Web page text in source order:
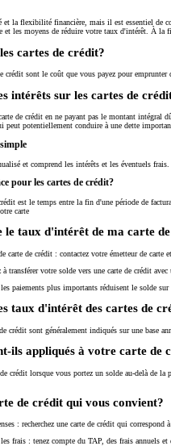
la flexibilité financière, mais il est essentiel de
et les moyens de réduire votre taux d'intérêt. À la
cartes de crédit?
crédit sont le coût que vous payez pour
intérêts sur les cartes de
de crédit en ne payant pas le montant intégral
peut potentiellement conduire à une dette
et comprend les intérêts et les éventuels
pour les cartes de crédit?
est le temps entre la fin d'une période de
carte
le taux d'intérêt de ma carte
carte de crédit : contactez votre émetteur de
à transférer votre solde vers une carte de crédit
paiements plus importants réduisent le solde
taux d'intérêt des cartes de
crédit sont généralement indiqués sur une
ils appliqués à votre carte de
crédit lorsque vous portez un solde au-delà de
de crédit qui vous convient?
: recherchez une carte de crédit qui
frais : tenez compte du TAP, des frais annuels et